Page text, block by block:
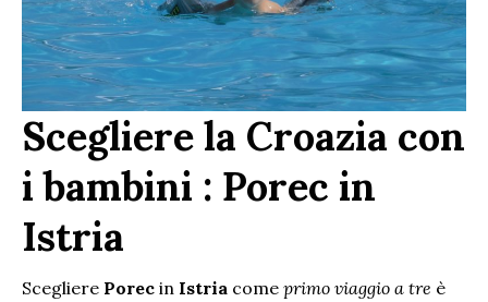
Scegliere la Croazia con
i bambini : Porec in
Istria
Scegliere Porec in Istria come primo viaggio a tre è